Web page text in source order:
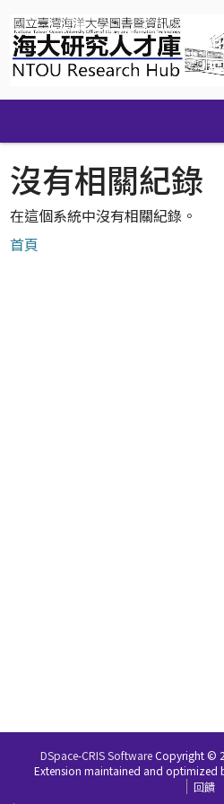
navigation
沒有相關紀錄
在這個系統中沒有相關紀錄。
首頁
DSpace-CRIS SoftwareCopyright ©
Extension maintained and optimized
回饋